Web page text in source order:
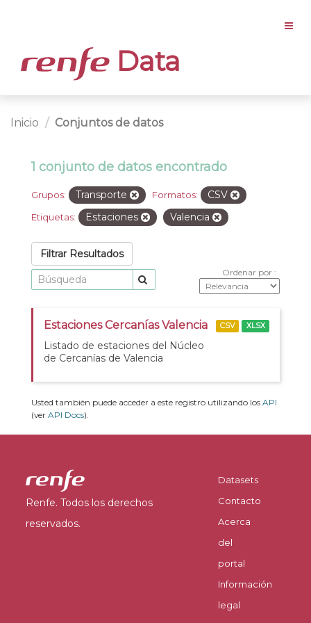
Data
Inicio Conjuntos de datos
1 conjunto de datos encontrado
Grupos: Transporte Formatos: CSV
Etiquetas: Estaciones Valencia
Filtrar Resultados
Ordenar por
Estaciones Cercanías Valencia
Listado de estaciones del Núcleo
de Cercanías de Valencia
CSV XLSX
Usted también puede acceder a este registro utilizando los API
(ver API Docs).
Renfe. Todos los derechos
reservados.
Datasets
Contacto
Acerca
del
portal
Información
legal